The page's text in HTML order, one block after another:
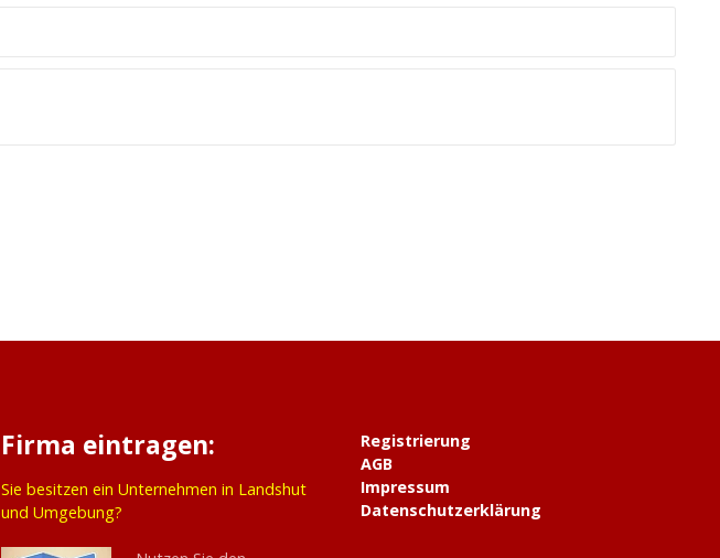
Firma eintragen:
Sie besitzen ein Unternehmen in Landshut
und Umgebung?
Registrierung
AGB
Impressum
Datenschutzerklärung